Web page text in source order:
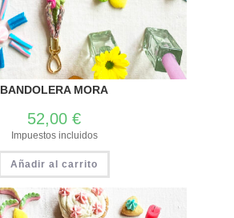
BANDOLERA MORA
52,00€
Impuestos incluidos
Añadir al carrito